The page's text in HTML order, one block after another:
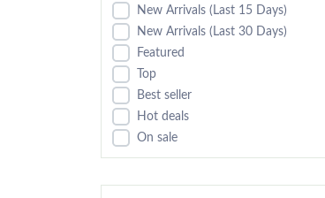
New Arrivals (Last 15 Days)
New Arrivals (Last 30 Days)
Featured
Top
Best seller
Hot deals
On sale